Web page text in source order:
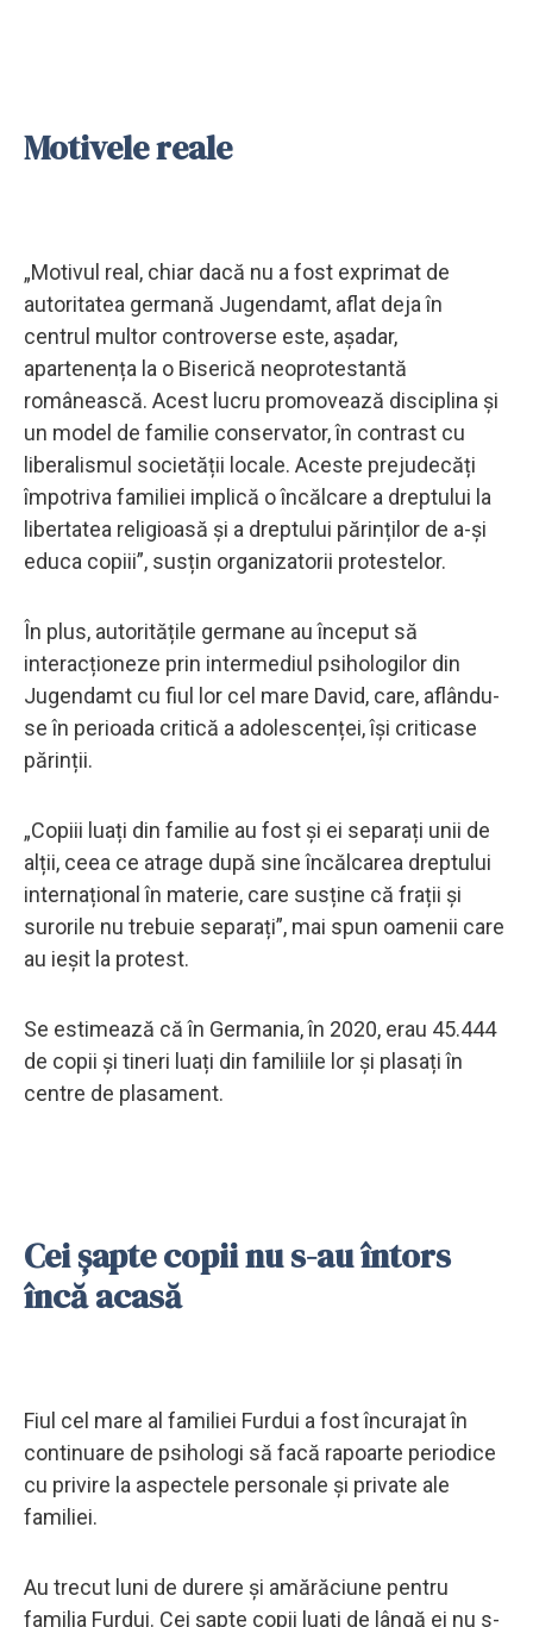
Motivele reale
„Motivul real, chiar dacă nu a fost exprimat de
autoritatea germană Jugendamt, aflat deja în
centrul multor controverse este, așadar,
apartenența la o Biserică neoprotestantă
românească. Acest lucru promovează disciplina și
un model de familie conservator, în contrast cu
liberalismul societății locale. Aceste prejudecăți
împotriva familiei implică o încălcare a dreptului la
libertatea religioasă și a dreptului părinților de a-și
educa copiii”, susțin organizatorii protestelor.
În plus, autoritățile germane au început să
interacționeze prin intermediul psihologilor din
Jugendamt cu fiul lor cel mare David, care, aflându-
se în perioada critică a adolescenței, își criticase
părinții.
„Copiii luați din familie au fost și ei separați unii de
alții, ceea ce atrage după sine încălcarea dreptului
internațional în materie, care susține că frații și
surorile nu trebuie separați”, mai spun oamenii care
au ieșit la protest.
Se estimează că în Germania, în 2020, erau 45.444
de copii și tineri luați din familiile lor și plasați în
centre de plasament.
Cei șapte copii nu s-au întors
încă acasă
Fiul cel mare al familiei Furdui a fost încurajat în
continuare de psihologi să facă rapoarte periodice
cu privire la aspectele personale și private ale
familiei.
Au trecut luni de durere și amărăciune pentru
familia Furdui. Cei șapte copii luați de lângă ei nu s-